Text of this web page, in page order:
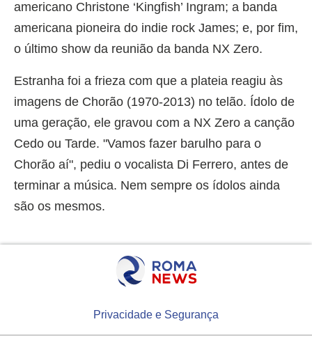
americano Christone ‘Kingfish’ Ingram; a banda
americana pioneira do indie rock James; e, por fim,
o último show da reunião da banda NX Zero.
Estranha foi a frieza com que a plateia reagiu às
imagens de Chorão (1970-2013) no telão. Ídolo de
uma geração, ele gravou com a NX Zero a canção
Cedo ou Tarde. "Vamos fazer barulho para o
Chorão aí", pediu o vocalista Di Ferrero, antes de
terminar a música. Nem sempre os ídolos ainda
são os mesmos.
Privacidade e Segurança